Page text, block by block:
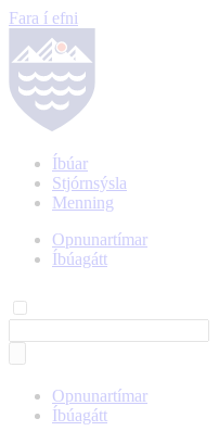
Fara í efni
Íbúar
Stjórnsýsla
Menning
Opnunartímar
Íbúagátt
Opnunartímar
Íbúagátt